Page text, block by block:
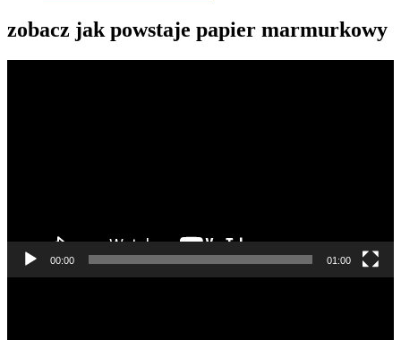
zobacz jak powstaje papier marmurkowy
00:00 01:00